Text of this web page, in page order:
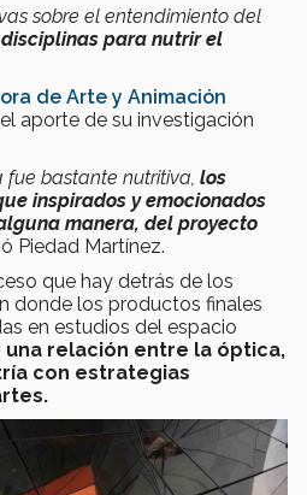
sobre el entendimiento del
para nutrir el
de Arte y Animación
aporte de su investigación
fue bastante nutritiva, los
inspirados y emocionados
manera, del proyecto
Piedad Martínez.
que hay detrás de los
donde los productos finales
en estudios del espacio
relación entre la óptica,
con estrategias